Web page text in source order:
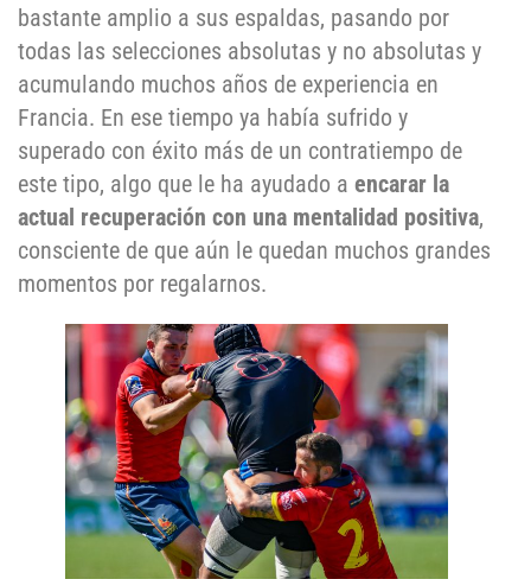
bastante amplio a sus espaldas, pasando por
todas las selecciones absolutas y no absolutas y
acumulando muchos años de experiencia en
Francia. En ese tiempo ya había sufrido y
superado con éxito más de un contratiempo de
este tipo, algo que le ha ayudado a encarar la
actual recuperación con una mentalidad positiva,
consciente de que aún le quedan muchos grandes
momentos por regalarnos.